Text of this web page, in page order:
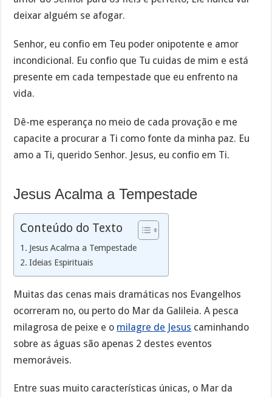
deixar alguém se afogar.
Senhor, eu confio em Teu poder onipotente e amor
incondicional. Eu confio que Tu cuidas de mim e está
presente em cada tempestade que eu enfrento na
vida.
Dê-me esperança no meio de cada provação e me
capacite a procurar a Ti como fonte da minha paz. Eu
amo a Ti, querido Senhor. Jesus, eu confio em Ti.
Jesus Acalma a Tempestade
Conteúdo do Texto
Jesus Acalma a Tempestade
Ideias Espirituais
Muitas das cenas mais dramáticas nos Evangelhos
ocorreram no, ou perto do Mar da Galileia. A pesca
milagrosa de peixe e o milagre de Jesus caminhando
sobre as águas são apenas 2 destes eventos
memoráveis.
Entre suas muito características únicas, o Mar da